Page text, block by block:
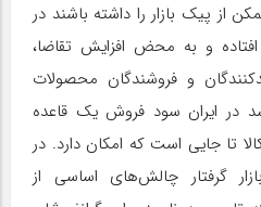
از پیک بازار را داشته باشند در
و به محض افزایش تقاضا،
و فروشندگان محصولات
در ایران سود فروش یک قاعده
تا جایی است که امکان دارد. در
گرفتار چالش‌های اساسی از